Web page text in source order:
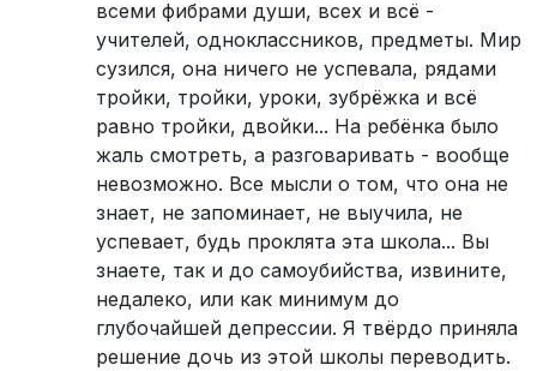
всеми фибрами души, всех и всё -
учителей, одноклассников, предметы. Мир
сузился, она ничего не успевала, рядами
тройки, тройки, уроки, зубрёжка и всё
равно тройки, двойки... На ребёнка было
жаль смотреть, а разговаривать - вообще
невозможно. Все мысли о том, что она не
знает, не запоминает, не выучила, не
успевает, будь проклята эта школа... Вы
знаете, так и до самоубийства, извините,
недалеко, или как минимум до
глубочайшей депрессии. Я твёрдо приняла
решение дочь из этой школы переводить.